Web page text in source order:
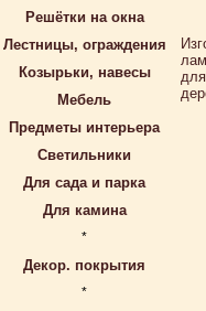
Решётки на окна
Лестницы, ограждения
Козырьки, навесы
Мебель
Предметы интерьера
Светильники
Для сада и парка
Для камина
*
Декор. покрытия
*